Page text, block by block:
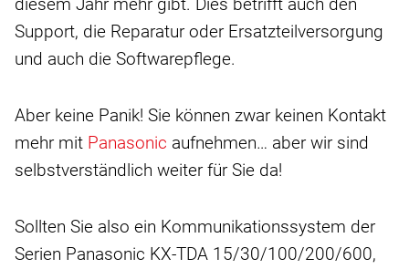
Support, die Reparatur oder Ersatzteilversorgung
und auch die Softwarepflege.
Aber keine Panik! Sie können zwar keinen Kontakt
mehr mit Panasonic aufnehmen… aber wir sind
selbstverständlich weiter für Sie da!
Sollten Sie also ein Kommunikationssystem der
Serien Panasonic KX-TDA 15/30/100/200/600,